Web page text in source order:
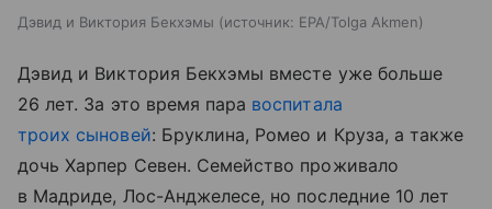
Дэвид и Виктория Бекхэмы источник: EPA/Tolga Akmen
Дэвид и Виктория Бекхэмы вместе уже больше
26 лет. За это время пара воспитала
троих сыновей: Бруклина, Ромео и Круза, а также
дочь Харпер Севен. Семейство проживало
в Мадриде, Лос-Анджелесе, но последние 10 лет